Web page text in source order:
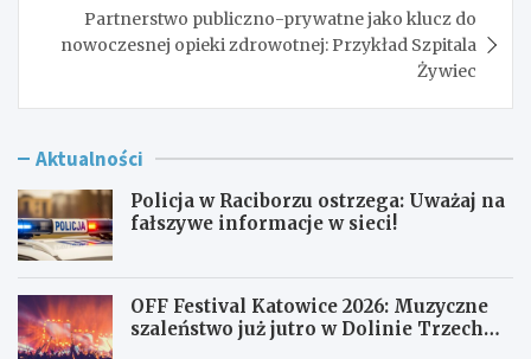
Partnerstwo publiczno-prywatne jako klucz do
nowoczesnej opieki zdrowotnej: Przykład Szpitala
Żywiec
Aktualności
Policja w Raciborzu ostrzega: Uważaj na
fałszywe informacje w sieci!
OFF Festival Katowice 2026: Muzyczne
szaleństwo już jutro w Dolinie Trzech